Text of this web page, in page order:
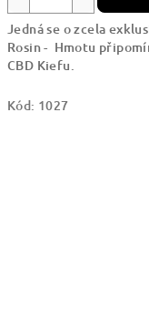
Jedná se o zcela
Rosin - Hmotu
CBD Kiefu.
Kód: 1027